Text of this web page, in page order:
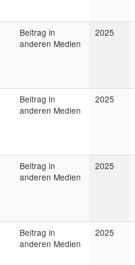
Beitrag in
anderen Medien
2025
Beitrag in
anderen Medien
2025
Beitrag in
anderen Medien
2025
Beitrag in
anderen Medien
2025